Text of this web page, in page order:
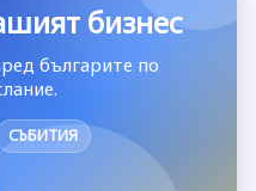
бизнес
българите по
СЪБИТИЯ